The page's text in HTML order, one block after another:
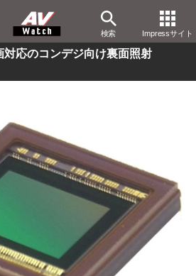
検索 Impressサイト
応のコンデジ向け裏面照射